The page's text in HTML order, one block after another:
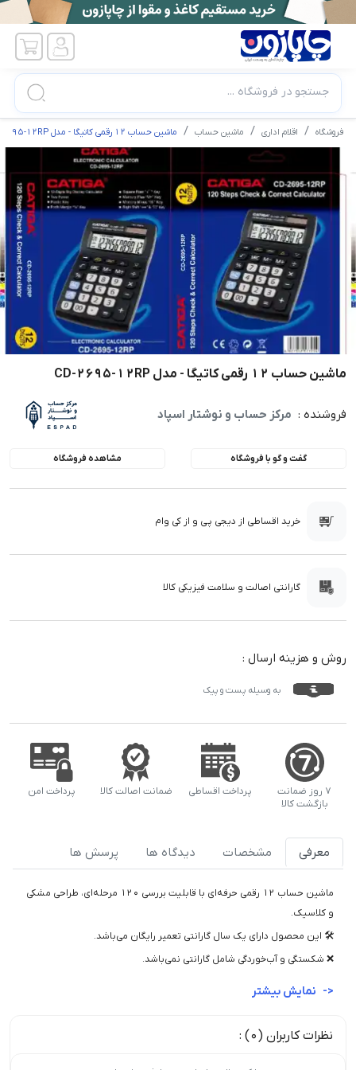
جستجو در فروشگاه ...
فروشگاه اقلام اداری ماشین حساب
ماشین حساب 12 رقمی کاتیگا - مدل CD-2695-12RP
فروشنده : مرکز حساب و نوشتار اسپاد
گفت و گو با فروشگاه مشاهده فروشگاه
خرید اقساطی از دیجی پی و از کی وام
گارانتی اصالت و سلامت فیزیکی کالا
روش و هزینه ارسال :
به وسیله پست و پیک
۷ روز ضمانت
بازگشت کالا
پرداخت اقساطی ضمانت اصالت کالا پرداخت امن
معرفی مشخصات دیدگاه ها پرسش ها
ماشین حساب 12 رقمی حرفه‌ای با قابلیت بررسی 120 مرحله‌ای، طراحی مشکی
و کلاسیک.
🛠️ این محصول دارای یک سال گارانتی تعمیر رایگان می‌باشد.
❌ شکستگی و آب‌خوردگی شامل گارانتی نمی‌باشد.
نظرات کاربران (0) :